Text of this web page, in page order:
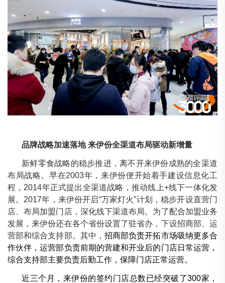
品牌战略加速落地 来伊份全渠道布局驱动新增量
新鲜零食战略的稳步推进，离不开来伊份成熟的全渠道
布局战略。早在2003年，来伊份便开始着手建设信息化工
程，2014年正式提出全渠道战略，推动线上+线下一体化发
展。2017年，来伊份开启“万家灯火”计划，稳步开设直营门
店、布局加盟门店，深化线下渠道布局。为了配合加盟业务
发展，来伊份还在各个省份设置了驻省办，下设招商部、运
营部和综合支持部。其中， 招商部负责开拓市场吸纳更多合
作伙伴，运营部负责前期的营建和开业后的门店日常运营，
综合支持部主要负责后勤工作，保障门店正常运营。
近三个月，来伊份的签约门店总数已经突破了300家，